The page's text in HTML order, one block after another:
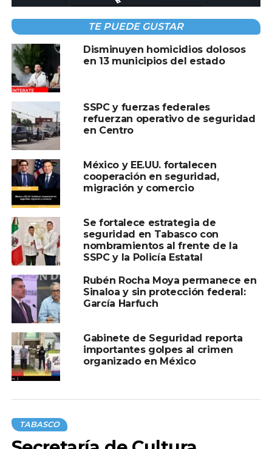
TEMAS RELACIONADOS:
SEGURIDAD
A CONTINUACIÓN
Anuncian cierres viales en Villahermosa por
festejos patrios
NO TE PIERDAS
Fernando Vázquez Rosas descarta
persecución política y promueve actividades
patrias en Tabasco
TE PUEDE GUSTAR
Disminuyen homicidios dolosos
en 13 municipios del estado
SSPC y fuerzas federales
refuerzan operativo de seguridad
en Centro
México y EE.UU. fortalecen
cooperación en seguridad,
migración y comercio
Se fortalece estrategia de
seguridad en Tabasco con
nombramientos al frente de la
SSPC y la Policía Estatal
Rubén Rocha Moya permanece en
Sinaloa y sin protección federal:
García Harfuch
Gabinete de Seguridad reporta
importantes golpes al crimen
organizado en México
TABASCO